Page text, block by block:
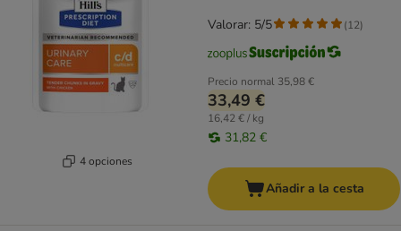
4 opciones
Precio normal 35,98 €
33,49 €
16,42 € / kg
31,82 €
Valorar: 5/5 (12)
Añadir a la cesta